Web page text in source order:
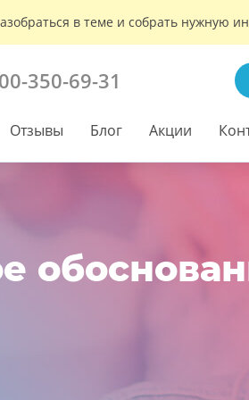
в теме и собрать
350-69-31
Отзывы Блог Акции